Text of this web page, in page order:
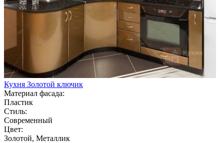
Кухня Золотой ключик
Материал фасада:
Пластик
Стиль:
Современный
Цвет:
Золотой, Металлик